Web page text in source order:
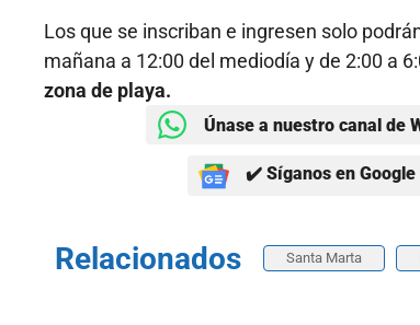
Los que se inscriban e ingresen solo
mañana a 12:00 del mediodía y de 2:00 a
zona de playa.
Únase a nuestro canal de
✔️ Síganos en
Relacionados Santa Marta